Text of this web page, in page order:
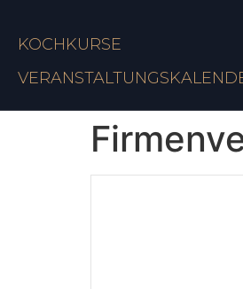
KOCHKURSE